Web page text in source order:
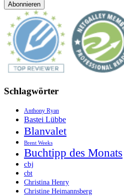
Schlagwörter
Anthony Ryan
Bastei Lübbe
Blanvalet
Brent Weeks
Buchtipp des Monats
cbj
cbt
Christina Henry
Christine Heimannsberg